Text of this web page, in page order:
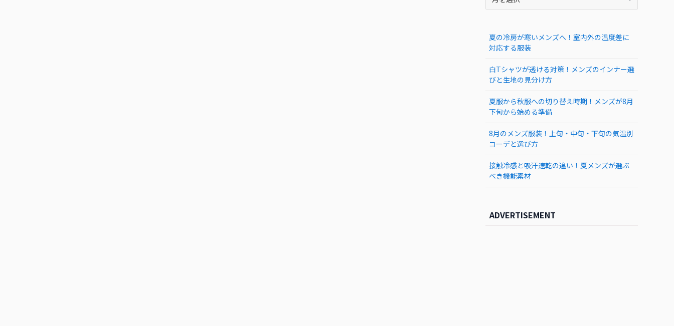
夏の冷房が寒いメンズへ！室内外の温度差に
対応する服装
白Tシャツが透ける対策！メンズのインナー選
びと生地の見分け方
夏服から秋服への切り替え時期！メンズが8月
下旬から始める準備
8月のメンズ服装！上旬・中旬・下旬の気温別
コーデと選び方
接触冷感と吸汗速乾の違い！夏メンズが選ぶ
べき機能素材
ADVERTISEMENT